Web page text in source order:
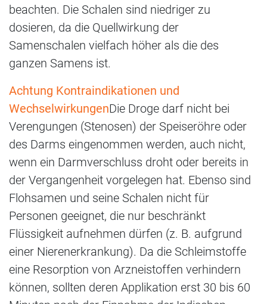
beachten. Die Schalen sind niedriger zu
dosieren, da die Quellwirkung der
Samenschalen vielfach höher als die des
ganzen Samens ist.
Achtung Kontraindikationen und
WechselwirkungenDie Droge darf nicht bei
Verengungen (Stenosen) der Speiseröhre oder
des Darms eingenommen werden, auch nicht,
wenn ein Darmverschluss droht oder bereits in
der Vergangenheit vorgelegen hat. Ebenso sind
Flohsamen und seine Schalen nicht für
Personen geeignet, die nur beschränkt
Flüssigkeit aufnehmen dürfen (z. B. aufgrund
einer Nierenerkrankung). Da die Schleimstoffe
eine Resorption von Arzneistoffen verhindern
können, sollten deren Applikation erst 30 bis 60